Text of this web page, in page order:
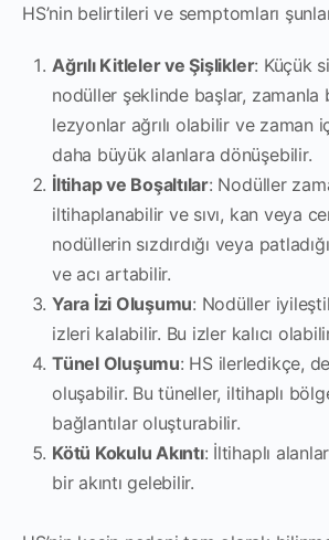
HS’nin belirtileri ve semptomları
Ağrılı Kitleler ve Şişlikler: Küçük
nodüller şeklinde başlar, zamanla
lezyonlar ağrılı olabilir ve zaman
daha büyük alanlara dönüşebilir.
İltihap ve Boşaltılar: Nodüller
iltihaplanabilir ve sıvı, kan veya
nodüllerin sızdırdığı veya
ve acı artabilir.
Yara İzi Oluşumu: Nodüller
izleri kalabilir. Bu izler kalıcı
Tünel Oluşumu: HS ilerledikçe,
oluşabilir. Bu tüneller, iltihaplı
bağlantılar oluşturabilir.
Kötü Kokulu Akıntı: İltihaplı
bir akıntı gelebilir.